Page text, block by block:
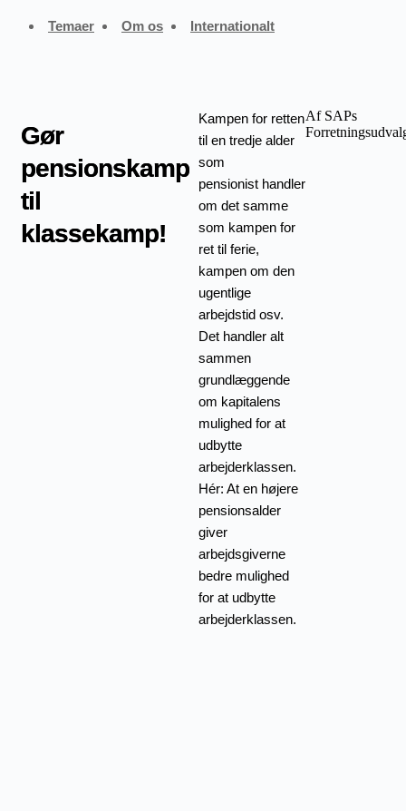
Temaer Om os Internationalt
Gør
pensionskamp
til
klassekamp!
Kampen for retten
til en tredje alder
som
pensionist handler
om det samme
som kampen for
ret til ferie,
kampen om den
ugentlige
arbejdstid osv.
Det handler alt
sammen
grundlæggende
om kapitalens
mulighed for at
udbytte
arbejderklassen.
Hér: At en højere
pensionsalder
giver
arbejdsgiverne
bedre mulighed
for at udbytte
arbejderklassen.
Af SAPs